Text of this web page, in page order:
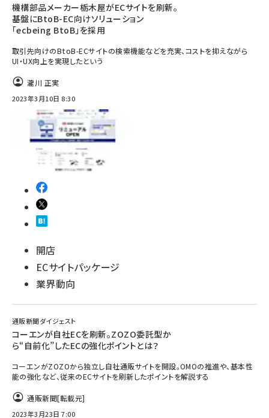
機構部品メーカー栃木屋がECサイトを刷新。
基盤にBtoB-EC向けソリューション
「ecbeing BtoB」を採用
取引先向けのBtoB-ECサイトの検索機能などを充実、コストを抑えながら
UI・UX向上を実現したという
瀧川 正実
2023年3月10日 8:30
開店
ECサイトパッケージ
業界動向
通販新聞ダイジェスト
コーエンが自社ECを刷新。ZOZO委託型か
ら“自前化”したECの強化ポイントとは？
コーエンがZOZOから独立し自社通販サイトを開設。OMOの推進や、基本性
能の強化など、従来のECサイトを刷新したポイントを解説する
通販新聞[転載元]
2023年3月23日 7:00